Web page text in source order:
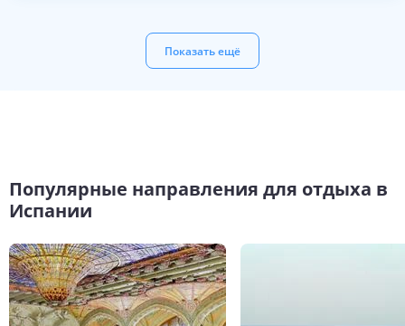
Показать ещё
Популярные направления для отдыха в
Испании